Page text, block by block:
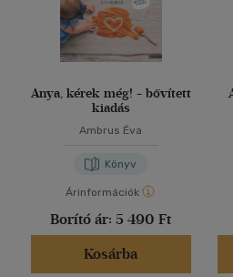
Anya, kérek még! - bővített
kiadás
Ambrus Éva
Könyv
Árinformációk
Borító ár: 5 490 Ft
Kosárba